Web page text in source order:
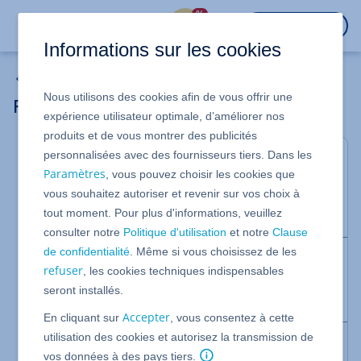
%
Réinitialiser le mot de passe
Valable pour HiDrive Next
HiDrive Next dispose de la possibilité de redéfinir le
mot de passe d'un utilisateur. Dans cet article, nous
vous montrons comment procéder.
Remarque
Le mot de passe d'un utilisateur de HiDrive Next est
Réinitialiser le mot de passe
Informations sur les cookies
Nous utilisons des cookies afin de vous offrir une
expérience utilisateur optimale, d’améliorer nos
produits et de vous montrer des publicités
personnalisées avec des fournisseurs tiers. Dans les
Paramètres , vous pouvez choisir les cookies que
vous souhaitez autoriser et revenir sur vos choix à
tout moment. Pour plus d'informations, veuillez
consulter notre Politique d'utilisation et notreClause
de confidentialité . Même si vous choisissez de les
refuser , les cookies techniques indispensables
seront installés.
En cliquant surAccepter , vous consentez à cette
utilisation des cookies et autorisez la transmission de
vos données à des pays tiers.